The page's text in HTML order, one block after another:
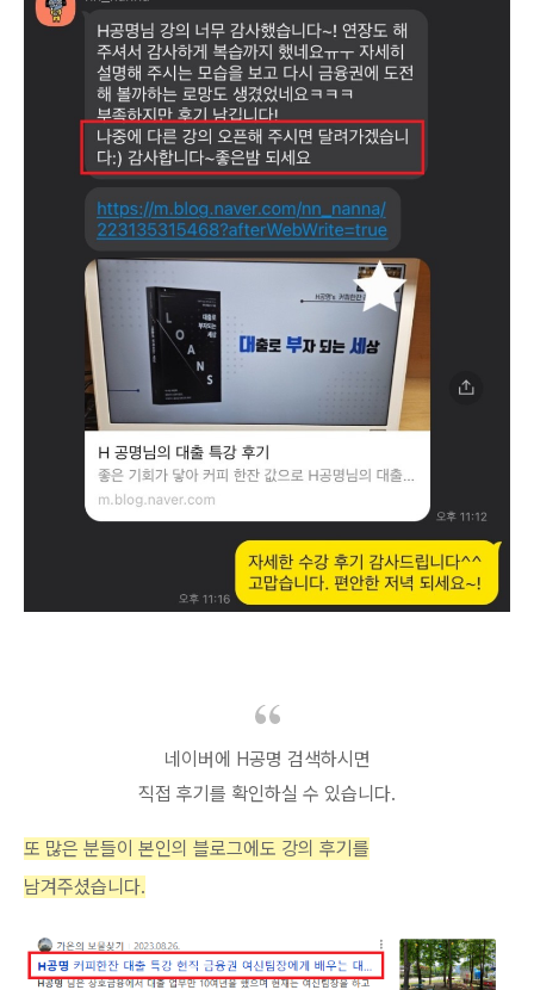
네이버에 H공명 검색하시면
직접 후기를 확인하실 수 있습니다.
또 많은 분들이 본인의 블로그에도 강의 후기를
남겨주셨습니다.